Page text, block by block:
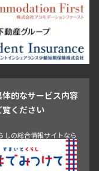
・春日・小石川
丘
・王子
目黒・中目黒
荒川区
足立区
的なサービス内容
ください
しの総合情報サイトなら